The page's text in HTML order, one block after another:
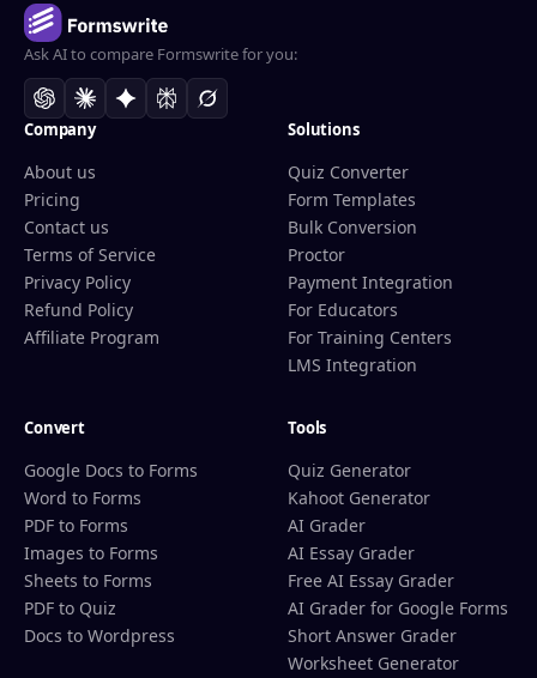
Ask AI to compare Formswrite for you:
Company
About us
Pricing
Contact us
Terms of Service
Privacy Policy
Refund Policy
Affiliate Program
Solutions
Quiz Converter
Form Templates
Bulk Conversion
Proctor
Payment Integration
For Educators
For Training Centers
LMS Integration
Convert
Google Docs to Forms
Word to Forms
PDF to Forms
Images to Forms
Sheets to Forms
PDF to Quiz
Docs to Wordpress
Tools
Quiz Generator
Kahoot Generator
AI Grader
AI Essay Grader
Free AI Essay Grader
AI Grader for Google Forms
Short Answer Grader
Worksheet Generator